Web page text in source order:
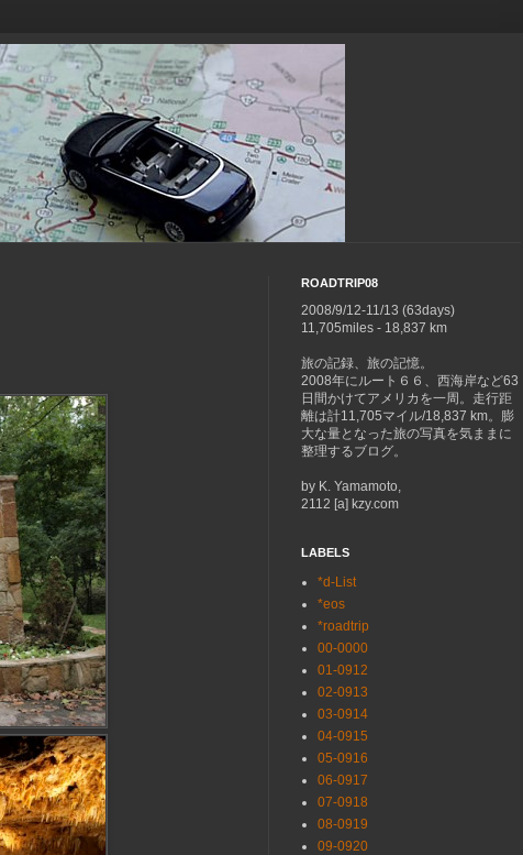
ROADTRIP08
2008/9/12-11/13 (63days)
11,705miles - 18,837 km
旅の記録、旅の記憶。
2008年にルート６６、西海岸など63
日間かけてアメリカを一周。走行距
離は計11,705マイル/18,837 km。膨
大な量となった旅の写真を気ままに
整理するブログ。
by K. Yamamoto,
2112 [a] kzy.com
LABELS
*d-List
*eos
*roadtrip
00-0000
01-0912
02-0913
03-0914
04-0915
05-0916
06-0917
07-0918
08-0919
09-0920